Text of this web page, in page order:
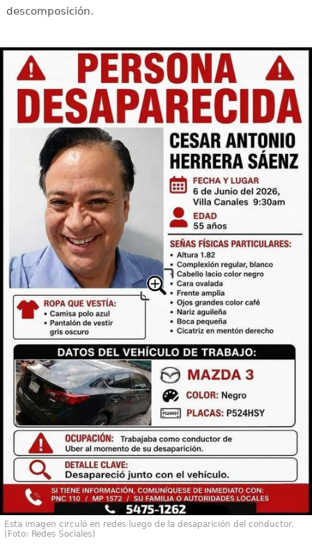
descomposición.
Esta imagen circuló en redes luego de la desaparición del conductor.
(Foto: Redes Sociales)